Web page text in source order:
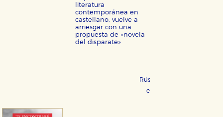
literatura
contemporánea en
castellano, vuelve a
arriesgar con una
propuesta de «novela
del disparate»
Rústica 21,95 €
eBook 9,99 €